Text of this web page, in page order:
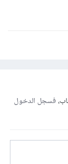
فسجل الدخول